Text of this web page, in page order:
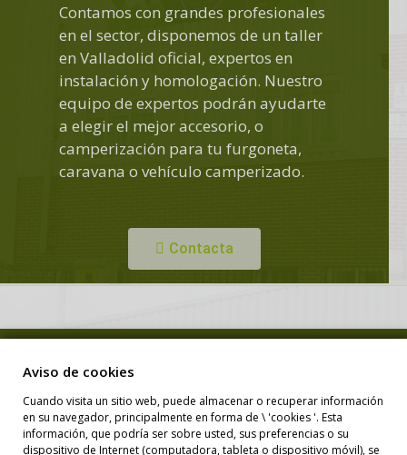
Contamos con grandes profesionales
en el sector, disponemos de un taller
en Valladolid oficial, expertos en
instalación y homologación. Nuestro
equipo de expertos podrán ayudarte
a elegir el mejor accesorio, o
camperización para tu furgoneta,
caravana o vehículo camperizado.
Contacta
Diseño Web
Aviso de cookies
Cuando visita un sitio web, puede almacenar o recuperar información
en su navegador, principalmente en forma de \ 'cookies '. Esta
información, que podría ser sobre usted, sus preferencias o su
dispositivo de Internet (computadora, tableta o dispositivo móvil), se